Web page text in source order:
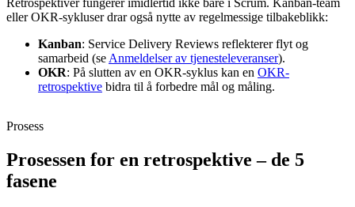
Retrospektiver fungerer imidlertid ikke bare i Scrum. Kanban-team
eller OKR-sykluser drar også nytte av regelmessige tilbakeblikk:
Kanban: Service Delivery Reviews reflekterer flyt og
samarbeid (se Anmeldelser av tjenesteleveranser).
OKR: På slutten av en OKR-syklus kan en OKR-
retrospektive bidra til å forbedre mål og måling.
Prosess
Prosessen for en retrospektive – de 5
fasene